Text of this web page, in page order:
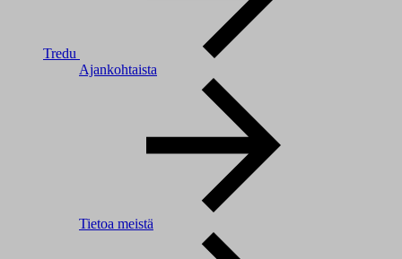
Tredu
Ajankohtaista
Tietoa meistä